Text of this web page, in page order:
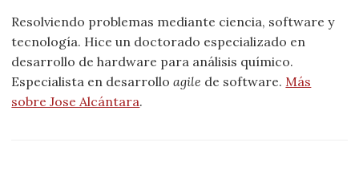
Resolviendo problemas mediante ciencia, software y
tecnología. Hice un doctorado especializado en
desarrollo de hardware para análisis químico.
Especialista en desarrolloagile de software. Más
sobre Jose Alcántara.